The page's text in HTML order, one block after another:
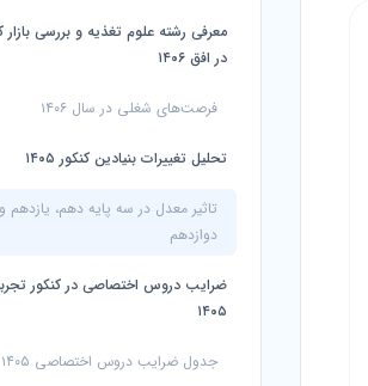
معرفی رشته علوم تغذیه و بررسی بازار
در افق ۱۴۰۶
فرصت‌های شغلی در سال ۱۴۰۶
تحلیل تغییرات بنیادین کنکور ۱۴۰۵
تاثیر معدل در سه پایه دهم، یازدهم و
دوازدهم
ضرایب دروس اختصاصی در کنکور
۱۴۰۵
جدول ضرایب دروس اختصاصی ۱۴۰۵